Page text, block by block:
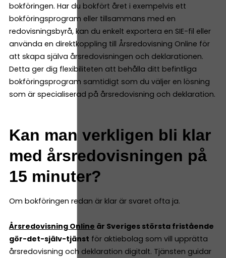
bokföringen. Har du bokfört året i exempelvis ett
bokföringsprogram eller tillsammans med en
redovisningsbyrå, kan du enkelt exportera en SIE-fil eller
använda en direktkoppling till Årsredovisning Online för
att skapa själva årsredovisningen och deklarationen.
Detta ger dig flexibiliteten att behålla ditt befintliga
bokföringsprogram samtidigt som du väljer en lösning
som är specialiserad på årsredovisning och deklaration.
Kan man verkligen bli klar
med årsredovisningen på
15 minuter?
Om bokföringen redan är klar är svaret ofta ja.
Årsredovisning Online är Sveriges största fristående
gör-det-själv-tjänst för aktiebolag som vill upprätta
årsredovisning och deklaration digitalt. Tjänsten guidar